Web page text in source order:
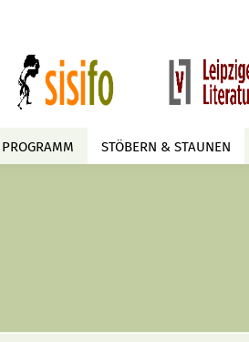
PROGRAMM STÖBERN & STAUNEN